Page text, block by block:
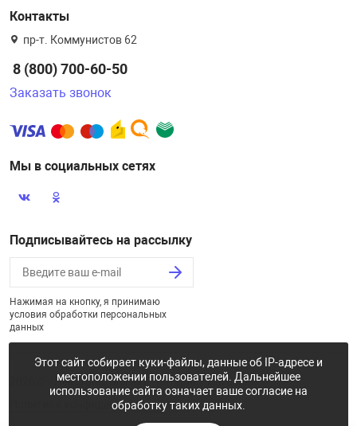
Контакты
пр-т. Коммунистов 62
8 (800) 700-60-50
Заказать звонок
Мы в социальных сетях
Подписывайтесь на рассылку
Нажимая на кнопку, я принимаю
условия обработки персональных
данных
2026 © «Некстайп: Магнит - интернет-магазин»
Политика конфиденциальности
Этот сайт собирает куки-файлы, данные об IP-адресе и
местоположении пользователей. Дальнейшее
использование сайта означает ваше согласие на
обработку таких данных.